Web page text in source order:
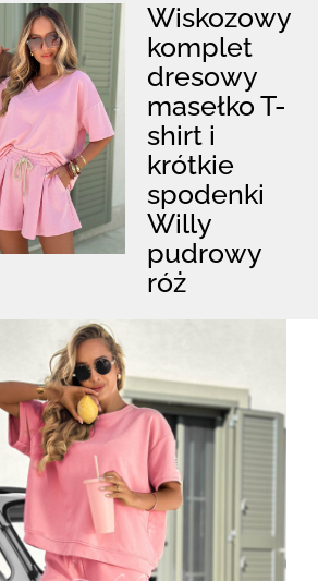
Wiskozowy
komplet
dresowy
masełko T-
shirt i
krótkie
spodenki
Willy
pudrowy
róż